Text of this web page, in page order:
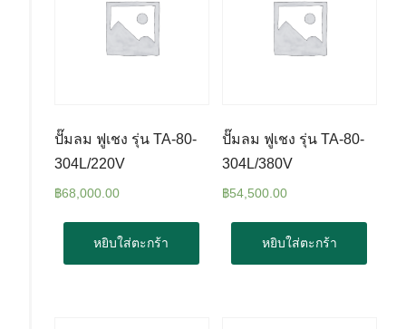
ปั๊มลม ฟูเชง รุ่น TA-80-
304L/220V
฿68,000.00
หยิบใส่ตะกร้า
ปั๊มลม ฟูเชง รุ่น TA-80-
304L/380V
฿54,500.00
หยิบใส่ตะกร้า